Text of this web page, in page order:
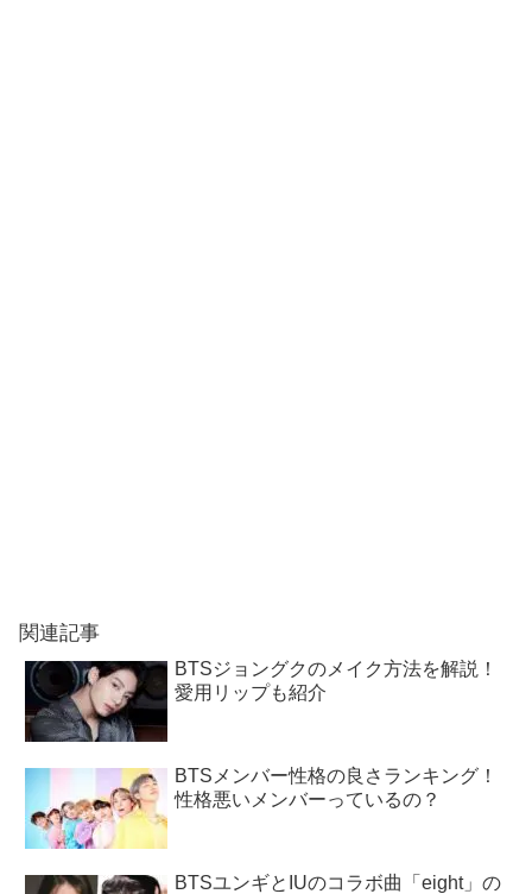
関連記事
BTSジョングクのメイク方法を解説！
愛用リップも紹介
BTSメンバー性格の良さランキング！
性格悪いメンバーっているの？
BTSユンギとIUのコラボ曲「eight」の